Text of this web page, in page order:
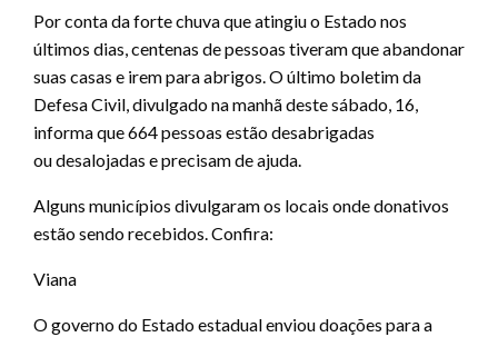
Por conta da forte chuva que atingiu o Estado nos
últimos dias, centenas de pessoas tiveram que abandonar
suas casas e irem para abrigos. O último boletim da
Defesa Civil, divulgado na manhã deste sábado, 16,
informa que 664 pessoas estão desabrigadas
ou desalojadas e precisam de ajuda.
Alguns municípios divulgaram os locais onde donativos
estão sendo recebidos. Confira:
Viana
O governo do Estado estadual enviou doações para a